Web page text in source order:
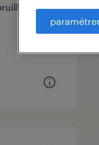
lot-